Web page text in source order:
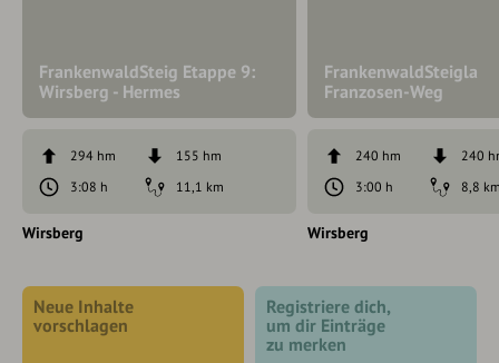
FrankenwaldSteig Etappe 9:
Wirsberg - Hermes
294 hm
155 hm
3:08 h
11,1 km
Wirsberg
FrankenwaldSteigla
Franzosen-Weg
240 hm
240
3:00 h
8,8
Wirsberg
Neue Inhalte
vorschlagen
Registriere dich,
um dir Einträge
zu merken